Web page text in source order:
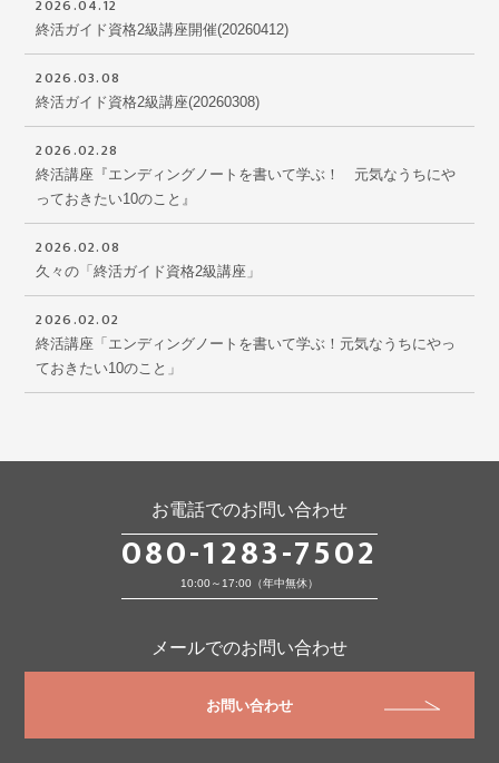
2026.04.12
終活ガイド資格2級講座開催(20260412)
2026.03.08
終活ガイド資格2級講座(20260308)
2026.02.28
終活講座『エンディングノートを書いて学ぶ！ 元気なうちにや
っておきたい10のこと』
2026.02.08
久々の「終活ガイド資格2級講座」
2026.02.02
終活講座「エンディングノートを書いて学ぶ！元気なうちにやっ
ておきたい10のこと」
お電話でのお問い合わせ
080-1283-7502
10:00～17:00（年中無休）
メールでのお問い合わせ
お問い合わせ